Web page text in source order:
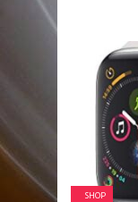
SHOP